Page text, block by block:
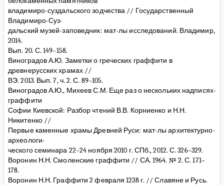
владимиро-суздальского зодчества // Государственный
Владимиро-Суз-
дальский музей-заповедник: мат-лы исследований. Владимир,
2014.
Вып. 20. С. 149–158.
Виноградов А.Ю. Заметки о греческих граффити в
древнерусских храмах //
ВЭ. 2013. Вып. 7, ч. 2. С. 89–105.
Виноградов А.Ю., Михеев С.М. Еще раз о нескольких надписях-
граффити
Софии Киевской: Разбор чтений В.В. Корниенко и Н.Н.
Никитенко //
Первые каменные храмы Древней Руси: мат-лы архитектурно-
археологи-
ческого семинара 22–24 ноября 2010 г. СПб., 2012. С. 326–329.
Воронин Н.Н. Смоленские граффити // СА. 1964. № 2. С. 171–
178.
Воронин Н.Н. Граффити 2 февраля 1238 г. // Славяне и Русь.